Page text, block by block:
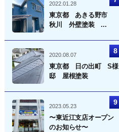
2022.01.28
東京都 あきる野市
秋川 外壁塗装 ...
2020.08.07
東京都 日の出町 S様
邸 屋根塗装
2023.05.23
〜東近江支店オープン
のお知らせ〜